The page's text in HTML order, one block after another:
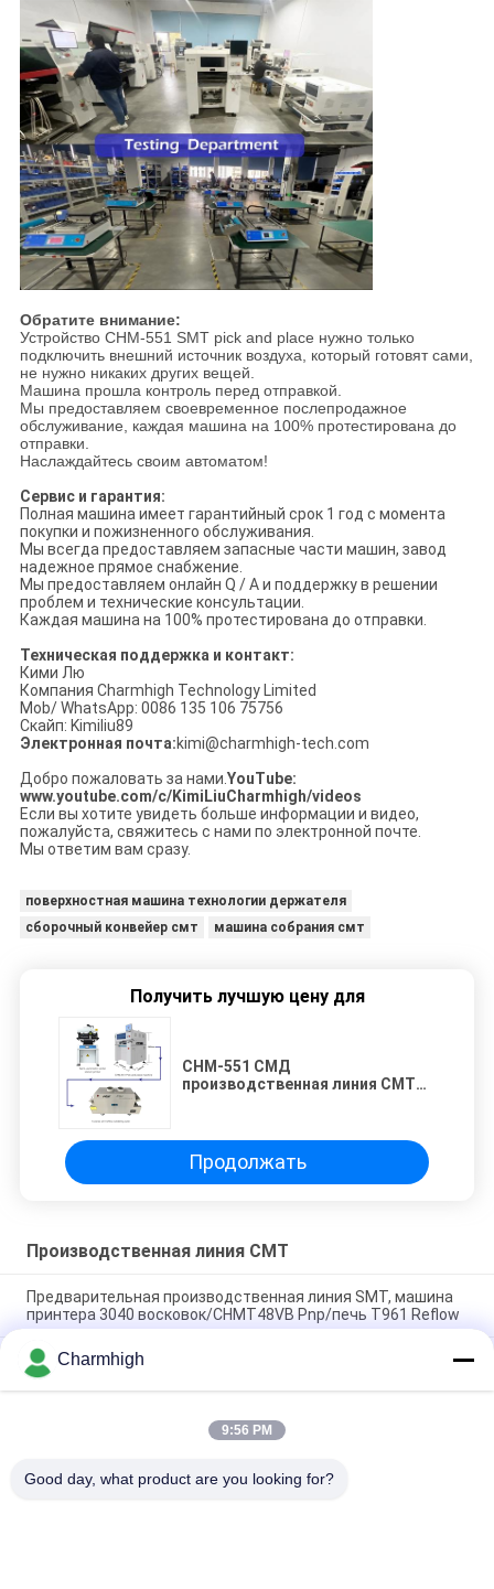
Обратите внимание:
Устройство CHM-551 SMT pick and place нужно только
подключить внешний источник воздуха, который готовят сами,
не нужно никаких других вещей.
Машина прошла контроль перед отправкой.
Мы предоставляем своевременное послепродажное
обслуживание, каждая машина на 100% протестирована до
отправки.
Наслаждайтесь своим автоматом!
Сервис и гарантия:
Полная машина имеет гарантийный срок 1 год с момента
покупки и пожизненного обслуживания.
Мы всегда предоставляем запасные части машин, завод
надежное прямое снабжение.
Мы предоставляем онлайн Q / A и поддержку в решении
проблем и технические консультации.
Каждая машина на 100% протестирована до отправки.
Техническая поддержка и контакт:
Кими Лю
Компания Charmhigh Technology Limited
Mob/ WhatsApp: 0086 135 106 75756
Скайп: Kimiliu89
Электронная почта:kimi@charmhigh-tech.com
Добро пожаловать за нами. YouTube:
www.youtube.com/c/KimiLiuCharmhigh/videos
Если вы хотите увидеть больше информации и видео,
пожалуйста, свяжитесь с нами по электронной почте.
Мы ответим вам сразу.
поверхностная машина технологии держателя
сборочный конвейер смт
машина собрания смт
Получить лучшую цену для
CHM-551 СМД
производственная линия СМТ
изготовления печатных плат
Продолжать
Производственная линия СМТ
Предварительная производственная линия SMT, машина
принтера 3040 восковок/CHMT48VB Pnp/печь T961 Reflow
Общая длина 3,5 м Высокая точность Малая линия
производства SMT 0201, BGA, 144 пин IC
Сборочный конвейер PCB высокой эффективности
полностью автоматический для производства
Charmhigh
9:56 PM
Good day, what product are you looking for?